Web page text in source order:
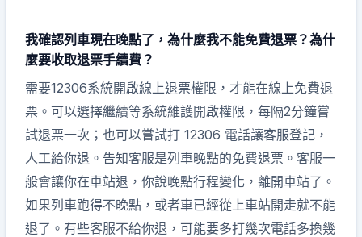
我確認列車現在晚點了，為什麼我不能免費退票？為什
麼要收取退票手續費？
需要12306系統開啟線上退票權限，才能在線上免費退
票。可以選擇繼續等系統維護開啟權限，每隔2分鐘嘗
試退票一次；也可以嘗試打 12306 電話讓客服登記，
人工給你退。告知客服是列車晚點的免費退票。客服一
般會讓你在車站退，你說晚點行程變化，離開車站了。
如果列車跑得不晚點，或者車已經從上車站開走就不能
退了。有些客服不給你退，可能要多打幾次電話多換幾